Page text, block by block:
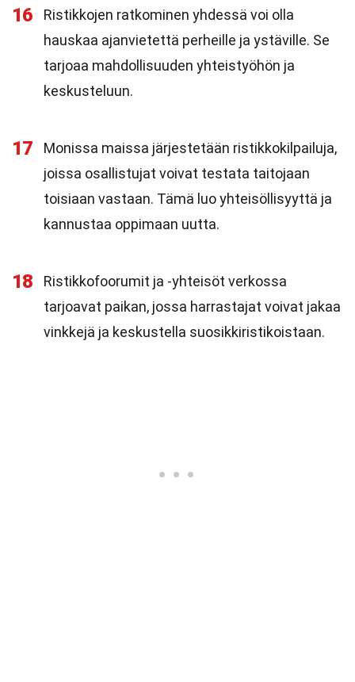
16
Ristikkojen ratkominen yhdessä voi olla
hauskaa ajanvietettä perheille ja ystäville. Se
tarjoaa mahdollisuuden yhteistyöhön ja
keskusteluun.
17
Monissa maissa järjestetään ristikkokilpailuja,
joissa osallistujat voivat testata taitojaan
toisiaan vastaan. Tämä luo yhteisöllisyyttä ja
kannustaa oppimaan uutta.
18
Ristikkofoorumit ja -yhteisöt verkossa
tarjoavat paikan, jossa harrastajat voivat jakaa
vinkkejä ja keskustella suosikkiristikoistaan.